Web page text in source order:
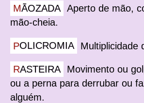
MÃOZADA Aperto de mão,
mão-cheia.
POLICROMIA Multiplicidade
RASTEIRA
Movimento ou
ou a perna para derrubar ou
alguém.